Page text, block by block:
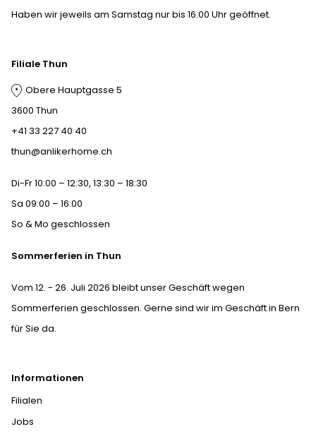
Informationen
Filialen
Jobs
Haben wir jeweils am Samstag nur bis 16.00 Uhr geöffnet.
Filiale Thun
Obere Hauptgasse 5
3600 Thun
+41 33 227 40 40
thun@anlikerhome.ch
Di-Fr 10:00 – 12:30, 13:30 – 18:30
Sa 09:00 – 16:00
So & Mo geschlossen
Sommerferien in Thun
Vom 12. - 26. Juli 2026 bleibt unser Geschäft wegen
Sommerferien geschlossen. Gerne sind wir im Geschäft in Bern
für Sie da.